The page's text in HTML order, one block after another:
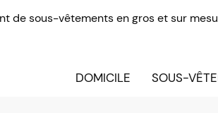
de sous-vêtements en gros et sur
DOMICILE SOUS-